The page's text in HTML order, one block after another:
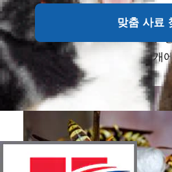
맞춤 사료
개는 호기심이 많은 동물입니
쫓으며 뛰어다니는 것을 아주
충은 자신을 보호하기 위해 개